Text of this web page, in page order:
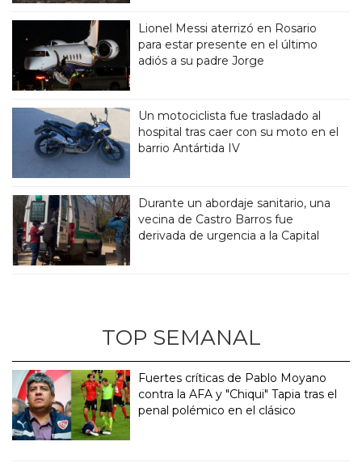
Lionel Messi aterrizó en Rosario
para estar presente en el último
adiós a su padre Jorge
Un motociclista fue trasladado al
hospital tras caer con su moto en el
barrio Antártida IV
Durante un abordaje sanitario, una
vecina de Castro Barros fue
derivada de urgencia a la Capital
TOP SEMANAL
Fuertes críticas de Pablo Moyano
contra la AFA y "Chiqui" Tapia tras el
penal polémico en el clásico